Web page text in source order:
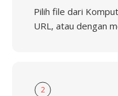
Pilih file dari
URL, atau dengan
2